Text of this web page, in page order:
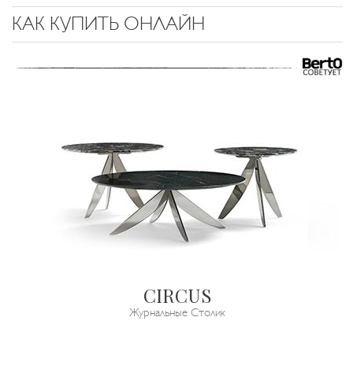
КАК КУПИТЬ ОНЛАЙН
CIRCUS
Журнальные Столик